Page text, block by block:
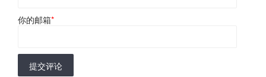
你的邮箱*
提交评论